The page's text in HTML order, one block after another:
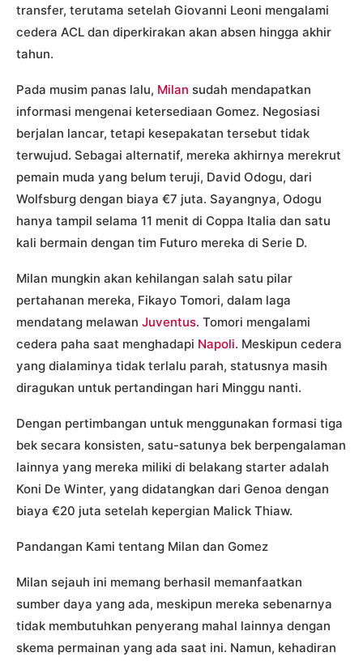
transfer, terutama setelah Giovanni Leoni mengalami
cedera ACL dan diperkirakan akan absen hingga akhir
tahun.
Pada musim panas lalu, Milan sudah mendapatkan
informasi mengenai ketersediaan Gomez. Negosiasi
berjalan lancar, tetapi kesepakatan tersebut tidak
terwujud. Sebagai alternatif, mereka akhirnya merekrut
pemain muda yang belum teruji, David Odogu, dari
Wolfsburg dengan biaya €7 juta. Sayangnya, Odogu
hanya tampil selama 11 menit di Coppa Italia dan satu
kali bermain dengan tim Futuro mereka di Serie D.
Milan mungkin akan kehilangan salah satu pilar
pertahanan mereka, Fikayo Tomori, dalam laga
mendatang melawan Juventus. Tomori mengalami
cedera paha saat menghadapi Napoli. Meskipun cedera
yang dialaminya tidak terlalu parah, statusnya masih
diragukan untuk pertandingan hari Minggu nanti.
Dengan pertimbangan untuk menggunakan formasi tiga
bek secara konsisten, satu-satunya bek berpengalaman
lainnya yang mereka miliki di belakang starter adalah
Koni De Winter, yang didatangkan dari Genoa dengan
biaya €20 juta setelah kepergian Malick Thiaw.
Pandangan Kami tentang Milan dan Gomez
Milan sejauh ini memang berhasil memanfaatkan
sumber daya yang ada, meskipun mereka sebenarnya
tidak membutuhkan penyerang mahal lainnya dengan
skema permainan yang ada saat ini. Namun, kehadiran